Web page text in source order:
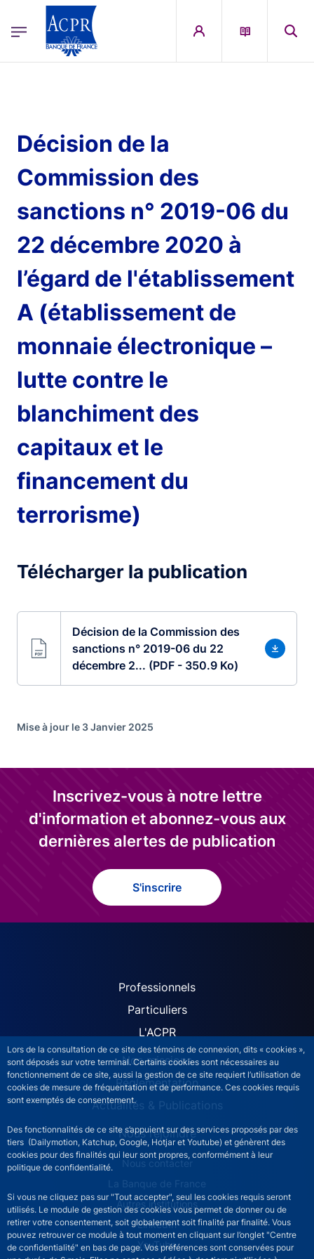
Lors de la consultation de ce site des témoins de connexion, dits « cookies »,
sont déposés sur votre terminal. Certains cookies sont nécessaires au
fonctionnement de ce site, aussi la gestion de ce site requiert l’utilisation de
cookies de mesure de fréquentation et de performance. Ces cookies requis
sont exemptés de consentement.
Des fonctionnalités de ce site s’appuient sur des services proposés par des
tiers (Dailymotion, Katchup, Google, Hotjar et Youtube) et génèrent des
cookies pour des finalités qui leur sont propres, conformément à leur
politique de confidentialité.
Si vous ne cliquez pas sur "Tout accepter", seul les cookies requis seront
utilisés. Le module de gestion des cookies vous permet de donner ou de
retirer votre consentement, soit globalement soit finalité par finalité. Vous
pouvez retrouver ce module à tout moment en cliquant sur l’onglet "Centre
de confidentialité" en bas de page. Vos préférences sont conservées pour
ACPR Menu Principal (French)
Décision de la
Commission des
sanctions n° 2019-06 du
22 décembre 2020 à
l’égard de l'établissement
A (établissement de
monnaie électronique –
lutte contre le
blanchiment des
capitaux et le
financement du
terrorisme)
Télécharger la publication
Décision de la Commission des
sanctions n° 2019-06 du 22
décembre 2... (PDF - 350.9 Ko)
Mise à jour le 3 Janvier 2025
Inscrivez-vous à notre lettre
d'information et abonnez-vous aux
dernières alertes de publication
S'inscrire
ACPR site navigation
Professionnels
Particuliers
L'ACPR
Nos missions
Réglementation
Actualités & Publications
Nous rejoindre
ACPR footer secondary menu (French)
Nous contacter
La Banque de France
Autres institutions
LinkedIn
YouTube